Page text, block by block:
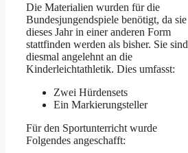
Die Materialien wurden für die
Bundesjungendspiele benötigt, da sie
dieses Jahr in einer anderen Form
stattfinden werden als bisher. Sie sind
diesmal angelehnt an die
Kinderleichtathletik. Dies umfasst:
Zwei Hürdensets
Ein Markierungsteller
Für den Sportunterricht wurde
Folgendes angeschafft: